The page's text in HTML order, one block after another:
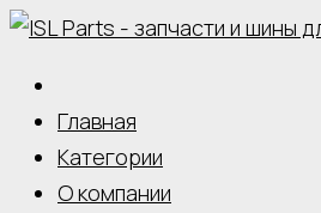
Skip
content
Главная
Категории
О компании